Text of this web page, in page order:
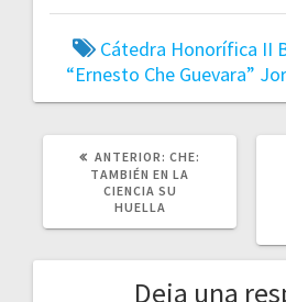
Cátedra Honorífica II
“Ernesto Che Guevara”
ANTERIOR: POST
ANTERIOR:
CHE:
TAMBIÉN EN LA
CIENCIA SU
HUELLA
Deja una